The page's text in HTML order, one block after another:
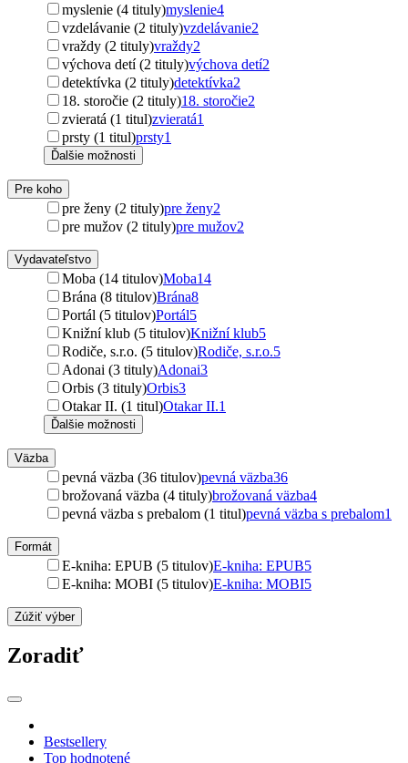
myslenie (4 tituly)myslenie4
vzdelávanie (2 tituly)vzdelávanie2
vraždy (2 tituly)vraždy2
výchova detí (2 tituly)výchova detí2
detektívka (2 tituly)detektívka2
18. storočie (2 tituly)18. storočie2
zvieratá (1 titul)zvieratá1
prsty (1 titul)prsty1
Ďalšie možnosti
Pre koho
pre ženy (2 tituly)pre ženy2
pre mužov (2 tituly)pre mužov2
Vydavateľstvo
Moba (14 titulov)Moba14
Brána (8 titulov)Brána8
Portál (5 titulov)Portál5
Knižní klub (5 titulov)Knižní klub5
Rodiče, s.r.o. (5 titulov)Rodiče, s.r.o.5
Adonai (3 tituly)Adonai3
Orbis (3 tituly)Orbis3
Otakar II. (1 titul)Otakar II.1
Ďalšie možnosti
Väzba
pevná väzba (36 titulov)pevná väzba36
brožovaná väzba (4 tituly)brožovaná väzba4
pevná väzba s prebalom (1 titul)pevná väzba s prebalom1
Formát
E-kniha: EPUB (5 titulov)E-kniha: EPUB5
E-kniha: MOBI (5 titulov)E-kniha: MOBI5
Zúžiť výber
Zoradiť
Bestsellery
Top hodnotené